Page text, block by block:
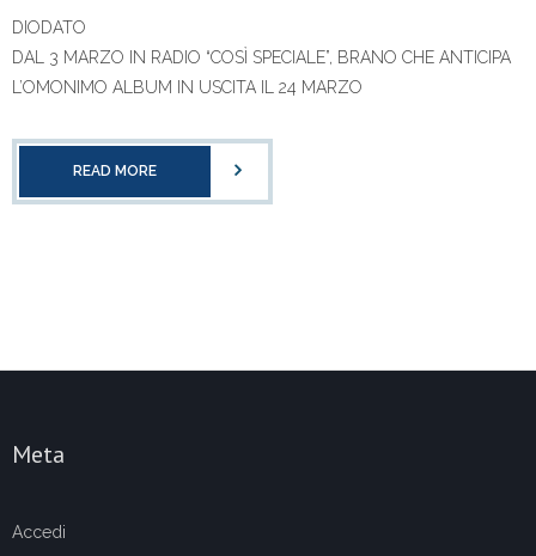
DIODATO
DAL 3 MARZO IN RADIO “COSÌ SPECIALE”, BRANO CHE ANTICIPA
L’OMONIMO ALBUM IN USCITA IL 24 MARZO
READ MORE
Meta
Accedi